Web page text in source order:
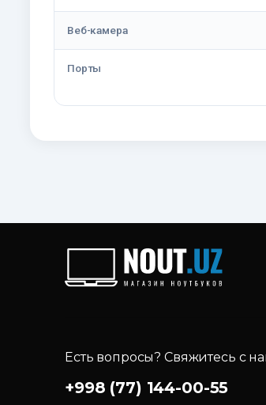
Веб-камера
Порты
Есть вопросы? Свяжитесь с
+998 (77) 144-00-55